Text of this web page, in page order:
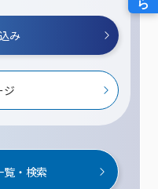
み
ジ
・検索